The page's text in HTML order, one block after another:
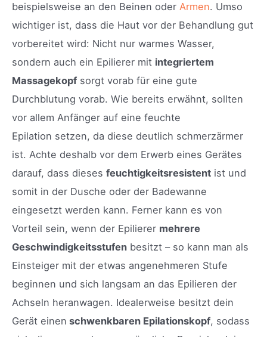
beispielsweise an den Beinen oder Armen. Umso
wichtiger ist, dass die Haut vor der Behandlung gut
vorbereitet wird: Nicht nur warmes Wasser,
sondern auch ein Epilierer mit integriertem
Massagekopf sorgt vorab für eine gute
Durchblutung vorab. Wie bereits erwähnt, sollten
vor allem Anfänger auf eine feuchte
Epilation setzen, da diese deutlich schmerzärmer
ist. Achte deshalb vor dem Erwerb eines Gerätes
darauf, dass dieses feuchtigkeitsresistent ist und
somit in der Dusche oder der Badewanne
eingesetzt werden kann. Ferner kann es von
Vorteil sein, wenn der Epilierer mehrere
Geschwindigkeitsstufen besitzt – so kann man als
Einsteiger mit der etwas angenehmeren Stufe
beginnen und sich langsam an das Epilieren der
Achseln heranwagen. Idealerweise besitzt dein
Gerät einen schwenkbaren Epilationskopf, sodass